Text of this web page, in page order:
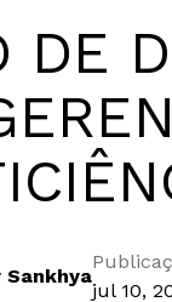
DE
jul 10,